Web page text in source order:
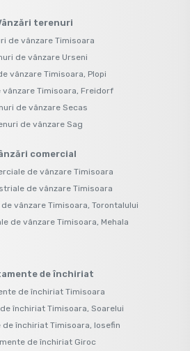
terenuri
de vânzare Timisoara
de vânzare Urseni
vânzare Timisoara, Plopi
vânzare Timisoara, Freidorf
de vânzare Secas
de vânzare Sag
comercial
de vânzare Timisoara
de vânzare Timisoara
vânzare Timisoara, Torontalului
de vânzare Timisoara, Mehala
de închiriat
de închiriat Timisoara
închiriat Timisoara, Soarelui
închiriat Timisoara, Iosefin
de închiriat Giroc